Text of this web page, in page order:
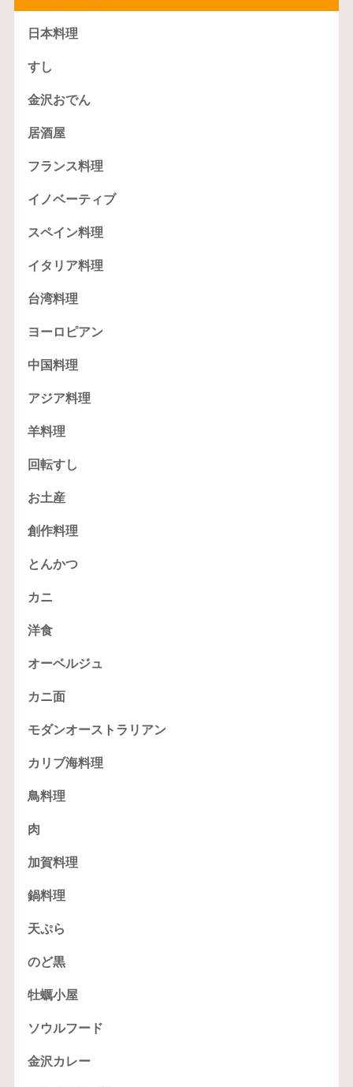
日本料理
すし
金沢おでん
居酒屋
フランス料理
イノベーティブ
スペイン料理
イタリア料理
台湾料理
ヨーロピアン
中国料理
アジア料理
羊料理
回転すし
お土産
創作料理
とんかつ
カニ
洋食
オーベルジュ
カニ面
モダンオーストラリアン
カリブ海料理
鳥料理
肉
加賀料理
鍋料理
天ぷら
のど黒
牡蠣小屋
ソウルフード
金沢カレー